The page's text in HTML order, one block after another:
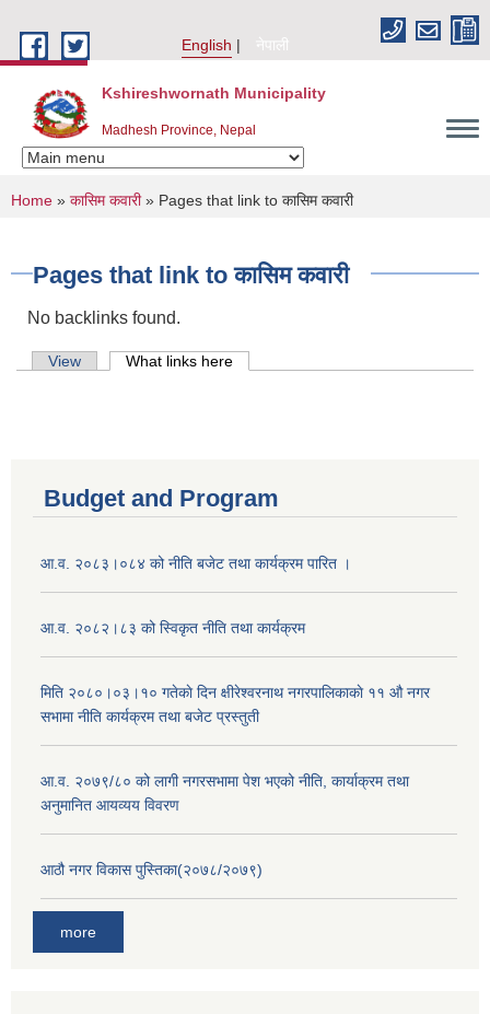
English
नेपाली
Kshireshwornath Municipality
Madhesh Province, Nepal
You are here
Home » कासिम कवारी» Pages that link to कासिम कवारी
Pages that link to कासिम कवारी
No backlinks found.
Primary tabs
View What links here
Budget and Program
आ.व. २०८३।०८४ को नीति बजेट तथा कार्यक्रम पारित ।
आ.व. २०८२।८३ को स्विकृत नीति तथा कार्यक्रम
मिति २०८०।०३।१० गतेकाे दिन क्षीरेश्वरनाथ नगरपालिकाकाे ११ ‍औ नगर
सभामा नीति कार्यक्रम तथा बजेट प्रस्तुती
आ.व. २०७९/८० को लागी नगरसभामा पेश भएको नीति, कार्याक्रम तथा
अनुमानित आयव्यय विवरण
आठौ नगर विकास पुस्तिका(२०७८/२०७९)
more